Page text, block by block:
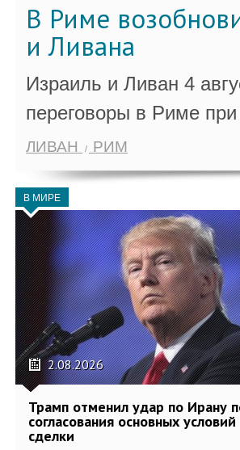
В Риме
и Ливана
Израиль и Ливан 4
переговоры в Риме
ЛИВАН РИМ
В МИРЕ
2.08.2026
Трамп отменил удар по Ирану
согласования основных условий
сделки